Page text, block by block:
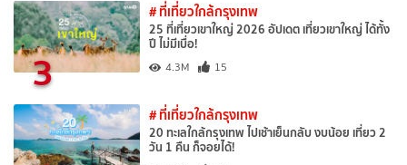
3
# ที่เที่ยวใกล้กรุงเทพ
25 ที่เที่ยวเขาใหญ่ 2026 อัปเดต เที่ยวเขาใหญ่ ได้ทั้ง
ปี ไม่มีเบื่อ!
4.3M 15
# ที่เที่ยวใกล้กรุงเทพ
20 ทะเลใกล้กรุงเทพ ไปเช้าเย็นกลับ งบน้อย เที่ยว 2
วัน 1 คืน ก็จอยได้!